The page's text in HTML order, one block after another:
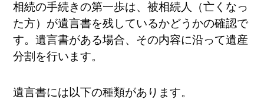
相続の手続きの第一歩は、被相続人（亡くなっ
た方）が遺言書を残しているかどうかの確認で
す。遺言書がある場合、その内容に沿って遺産
分割を行います。
遺言書には以下の種類があります。